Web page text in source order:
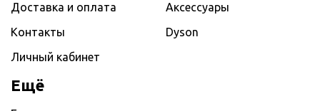
Доставка и оплата
Контакты
Личный кабинет
Аксессуары
Dyson
Ещё